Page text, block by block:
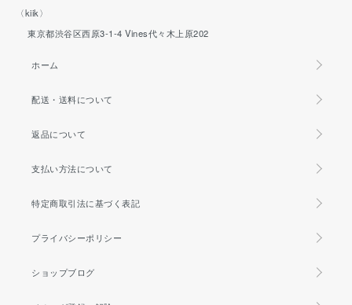
〈kiik〉
東京都渋谷区西原3-1-4 Vines代々木上原202
ホーム
配送・送料について
返品について
支払い方法について
特定商取引法に基づく表記
プライバシーポリシー
ショップブログ